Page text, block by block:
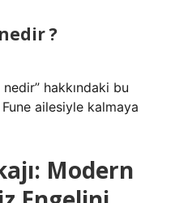
?
nedir” hakkındaki bu
ailesiyle kalmaya
Modern